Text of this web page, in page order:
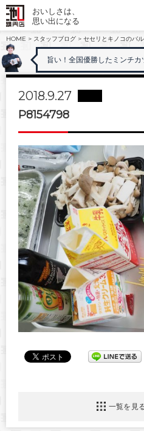
おいしさは、
思い出になる
HOME > スタッフブログ > セセリとキノコのバ
旨い！全国優勝したミンチカ
2018.9.27
P8154798
一覧を見